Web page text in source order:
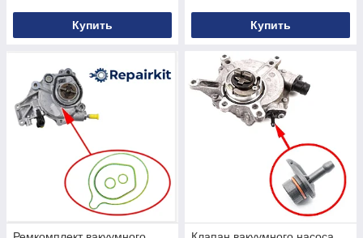
Купить Купить